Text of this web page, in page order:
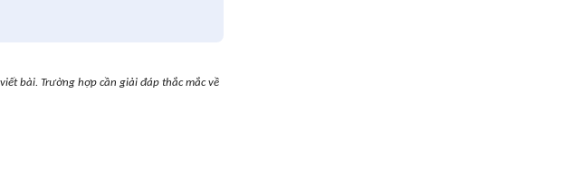
bài. Trường hợp cần giải đáp thắc mắc về